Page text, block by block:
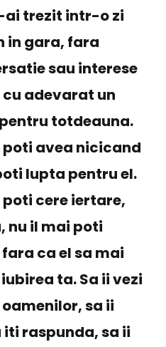
ai trezit intr-o zi
in gara, fara
sau interese
adevarat un
totdeauna.
poti avea nicicand
lupta pentru el.
poti cere iertare,
nu il mai poti
ca el sa mai
ta. Sa ii vezi
sa ii
raspunda, sa ii